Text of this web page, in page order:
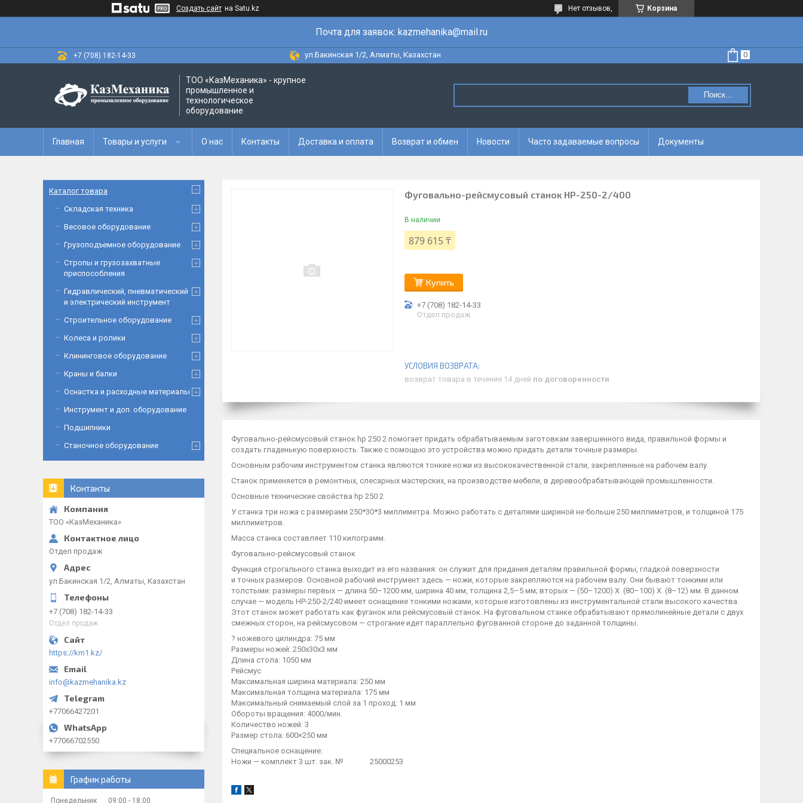
Создать сайт на Satu.kz Корзина
Нет отзывов,
Почта для заявок: kazmehanika@mail.ru
+7 (708) 182-14-33 ул.Бакинская 1/2, Алматы, Казахстан
ТОО «‎КазМеханика» - крупное
промышленное и
технологическое
оборудование
Поиск...
Главная Товары и услуги О нас Контакты Доставка и оплата Возврат и обмен Новости Часто задаваемые вопросы Документы
Фуговально-рейсмусовый станок HP-250-2/400
В наличии
879 615 ₸
Купить
+7 (708) 182-14-33
Отдел продаж
возврат товара в течение 14 дней по договоренности
Фуговально-рейсмусовый станок hp 250 2 помогает придать обрабатываемым заготовкам завершенного вида, правильной формы и
создать гладенькую поверхность. Также с помощью это устройства можно придать детали точные размеры.
Основным рабочим инструментом станка являются тонкие ножи из высококачественной стали, закрепленные на рабочем валу.
Станок применяется в ремонтных, слесарных мастерских, на производстве мебели, в деревообрабатывающей промышленности.
Основные технические свойства hp 250 2
У станка три ножа с размерами 250*30*3 миллиметра. Можно работать с деталями шириной не больше 250 миллиметров, и толщиной 175
миллиметров.
Масса станка составляет 110 килограмм.
Фуговально-рейсмусовый станок
Функция строгального станка выходит из его названия: он служит для придания деталям правильной формы, гладкой поверхности
и точных размеров. Основной рабочий инструмент здесь — ножи, которые закрепляются на рабочем валу. Они бывают тонкими или
толстыми: размеры первых — длина 50–1200 мм, ширина 40 мм, толщина 2,5–5 мм; вторых — (50–1200) Х (80–100) Х (8–12) мм. В данном
случае — модель НР-250-2/240 имеет оснащение тонкими ножами, которые изготовлены из инструментальной стали высокого качества.
Этот станок может работать как фуганок или рейсмусовый станок. На фуговальном станке обрабатывают прямолинейные детали с двух
смежных сторон, на рейсмусовом — строгание идет параллельно фугованной стороне до заданной толщины.
? ножевого цилиндра: 75 мм
Размеры ножей: 250x30x3 мм
Длина стола: 1050 мм
Рейсмус
Максимальная ширина материала: 250 мм
Максимальная толщина материала: 175 мм
Максимальный снимаемый слой за 1 проход: 1 мм
Обороты вращения: 4000/мин.
Количество ножей: 3
Размер стола: 600×250 мм
Специальное оснащение:
Ножи — комплект 3 шт. зак. № 25000253
Каталог товара
Складская техника
Весовое оборудование
Грузоподъемное оборудование
Стропы и грузозахватные
приспособления
Гидравлический, пневматический
и электрический инструмент
Строительное оборудование
Колеса и ролики
Клининговое оборудование
Краны и балки
Оснастка и расходные материалы
Инструмент и доп. оборудование
Подшипники
Станочное оборудование
Контакты
ТОО «‎КазМеханика»
Отдел продаж
ул.Бакинская 1/2, Алматы, Казахстан
+7 (708) 182-14-33
Отдел продаж
https://km1.kz/
info@kazmehanika.kz
+77066427201
+77066702550
График работы
Понедельник 09:00 18:00